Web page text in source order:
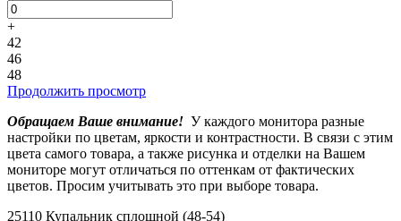
+
42
46
48
Продолжить просмотр
Обращаем Ваше внимание! У каждого монитора разные
настройки по цветам, яркости и контрастности. В связи с этим
цвета самого товара, а также рисунка и отделки на Вашем
мониторе могут отличаться по оттенкам от фактических
цветов. Просим учитывать это при выборе товара.
25110 Купальник сплошной (48-54)